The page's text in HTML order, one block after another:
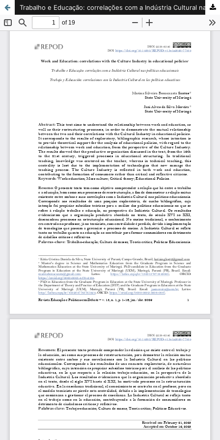
Trabalho e Educação: correlações com a Indústria Cultural nas políticas educacionais